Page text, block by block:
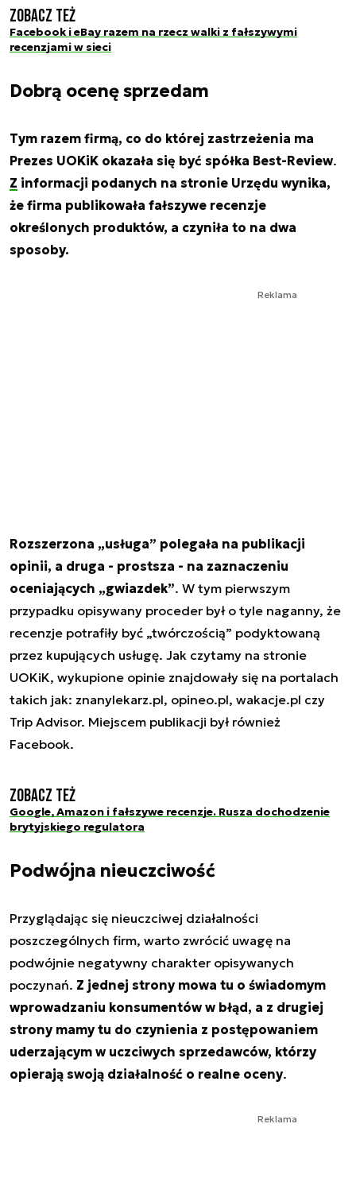
Zobacz też
Facebook i eBay razem na rzecz walki z fałszywymi
recenzjami w sieci
Dobrą ocenę sprzedam
Tym razem firmą, co do której zastrzeżenia ma
Prezes UOKiK okazała się być spółka Best-Review.
Z informacji podanych na stronie Urzędu wynika,
że firma publikowała fałszywe recenzje
określonych produktów, a czyniła to na dwa
sposoby.
Reklama
Rozszerzona „usługa” polegała na publikacji
opinii, a druga - prostsza - na zaznaczeniu
oceniających „gwiazdek”. W tym pierwszym
przypadku opisywany proceder był o tyle naganny, że
recenzje potrafiły być „twórczością” podyktowaną
przez kupujących usługę. Jak czytamy na stronie
UOKiK, wykupione opinie znajdowały się na portalach
takich jak: znanylekarz.pl, opineo.pl, wakacje.pl czy
Trip Advisor. Miejscem publikacji był również
Facebook.
Zobacz też
Google, Amazon i fałszywe recenzje. Rusza dochodzenie
brytyjskiego regulatora
Podwójna nieuczciwość
Przyglądając się nieuczciwej działalności
poszczególnych firm, warto zwrócić uwagę na
podwójnie negatywny charakter opisywanych
poczynań. Z jednej strony mowa tu o świadomym
wprowadzaniu konsumentów w błąd, a z drugiej
strony mamy tu do czynienia z postępowaniem
uderzającym w uczciwych sprzedawców, którzy
opierają swoją działalność o realne oceny.
Reklama